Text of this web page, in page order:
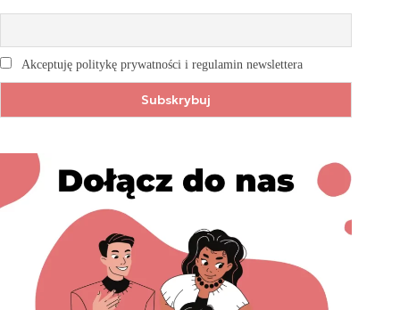
Akceptuję politykę prywatności i regulamin newslettera